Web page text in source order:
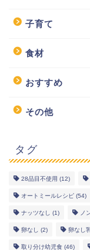
子育て
食材
おすすめ
その他
タグ
28品目不使用 (12)
オートミールレシピ (54)
ナッツなし (1) ノ
卵なし (2) 卵なし
取り分け幼児食 (46)